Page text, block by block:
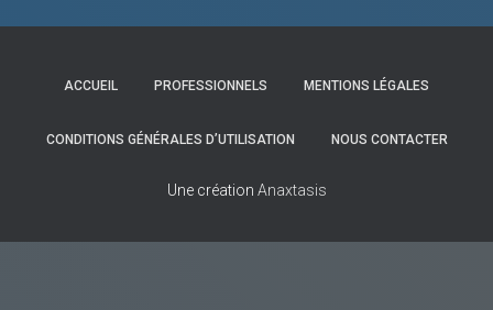
ACCUEIL PROFESSIONNELS MENTIONS LÉGALES
CONDITIONS GÉNÉRALES D’UTILISATION NOUS CONTACTER
Une création Anaxtasis